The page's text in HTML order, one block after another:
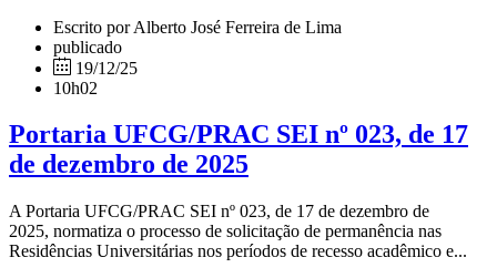
Escrito por Alberto José Ferreira de Lima
publicado
19/12/25
10h02
Portaria UFCG/PRAC SEI nº 023, de 17
de dezembro de 2025
A Portaria UFCG/PRAC SEI nº 023, de 17 de dezembro de
2025, normatiza o processo de solicitação de permanência nas
Residências Universitárias nos períodos de recesso acadêmico e...